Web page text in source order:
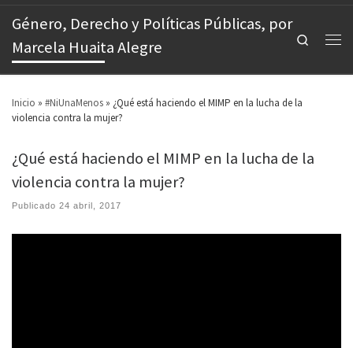
Género, Derecho y Políticas Públicas, por
Marcela Huaita Alegre
Search
Inicio » #NiUnaMenos » ¿Qué está haciendo el MIMP en la lucha de la
violencia contra la mujer?
¿Qué está haciendo el MIMP en la lucha de la
violencia contra la mujer?
Publicado 24 abril, 2017